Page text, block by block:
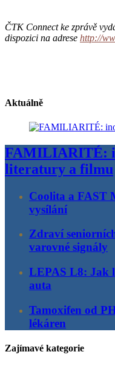
ČTK Connect ke zprávě
dispozici na adrese http://
Aktuálně
FAMILIARITÉ:
literatury a filmu
Coolita a FAST
vysílání
Zdraví
varovné signály
LEPAS L8: Jak
auta
Tamoxifen od
lékáren
Zajímavé kategorie